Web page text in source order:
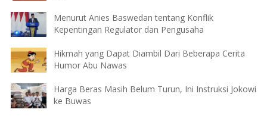
Menurut Anies Baswedan tentang Konflik
Kepentingan Regulator dan Pengusaha
Hikmah yang Dapat Diambil Dari Beberapa Cerita
Humor Abu Nawas
Harga Beras Masih Belum Turun, Ini Instruksi Jokowi
ke Buwas